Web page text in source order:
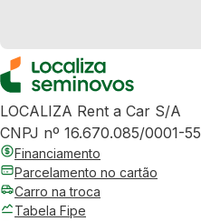
LOCALIZA Rent a Car S/A
CNPJ nº 16.670.085/0001-55
Financiamento
Parcelamento no cartão
Carro na troca
Tabela Fipe